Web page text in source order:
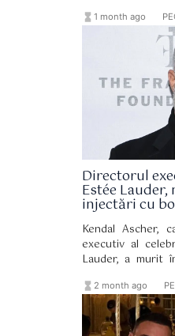
hourglass_full 1 month ago
Directorul
Estée
injectări cu
Kendal Ascher,
executiv al
Lauder, a murit
acute
pulmonară
introdus în urma
hourglass_full 2 month ago